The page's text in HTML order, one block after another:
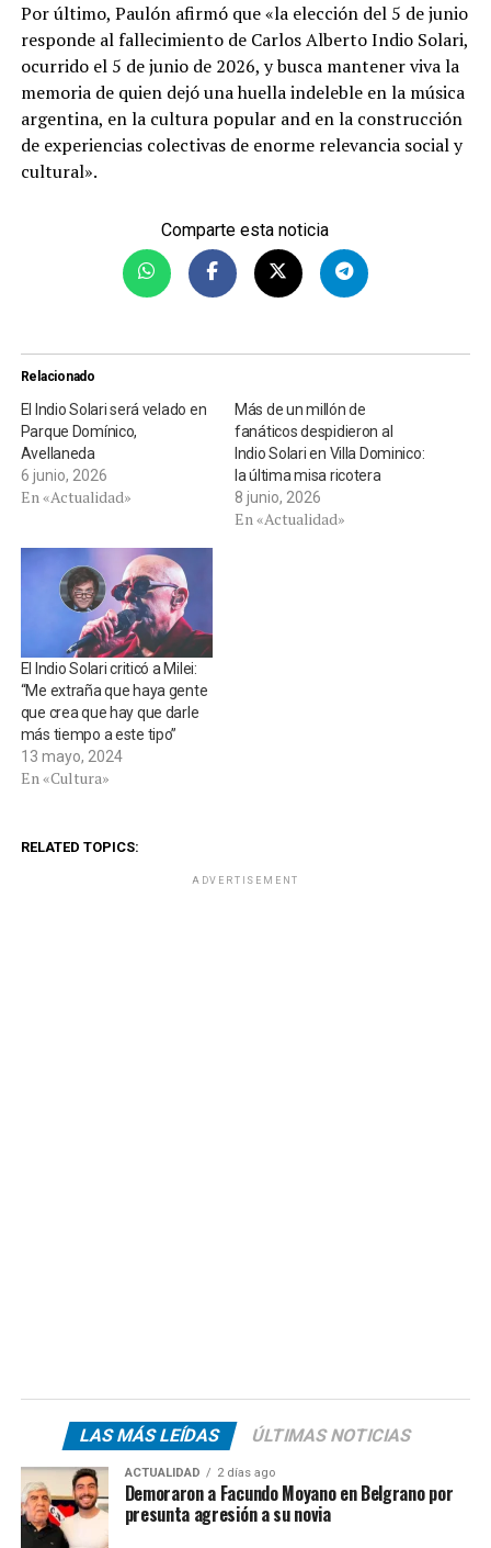
Por último, Paulón afirmó que «la elección del 5 de junio
responde al fallecimiento de Carlos Alberto Indio Solari,
ocurrido el 5 de junio de 2026, y busca mantener viva la
memoria de quien dejó una huella indeleble en la música
argentina, en la cultura popular and en la construcción
de experiencias colectivas de enorme relevancia social y
cultural».
Comparte esta noticia
Relacionado
El Indio Solari será velado en
Parque Domínico,
Avellaneda
6 junio, 2026
En «Actualidad»
Más de un millón de
fanáticos despidieron al
Indio Solari en Villa Dominico:
la última misa ricotera
8 junio, 2026
En «Actualidad»
El Indio Solari criticó a Milei:
“Me extraña que haya gente
que crea que hay que darle
más tiempo a este tipo”
13 mayo, 2024
En «Cultura»
RELATED TOPICS:
ADVERTISEMENT
LAS MÁS LEÍDAS ÚLTIMAS NOTICIAS
ACTUALIDAD 2 días ago
Demoraron a Facundo Moyano en Belgrano por
presunta agresión a su novia